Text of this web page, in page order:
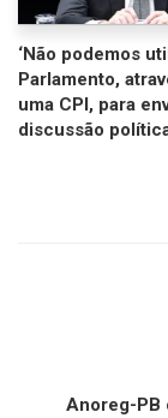
‘Não podemos
Parlamento,
uma CPI, para
discussão
Anoreg-PB